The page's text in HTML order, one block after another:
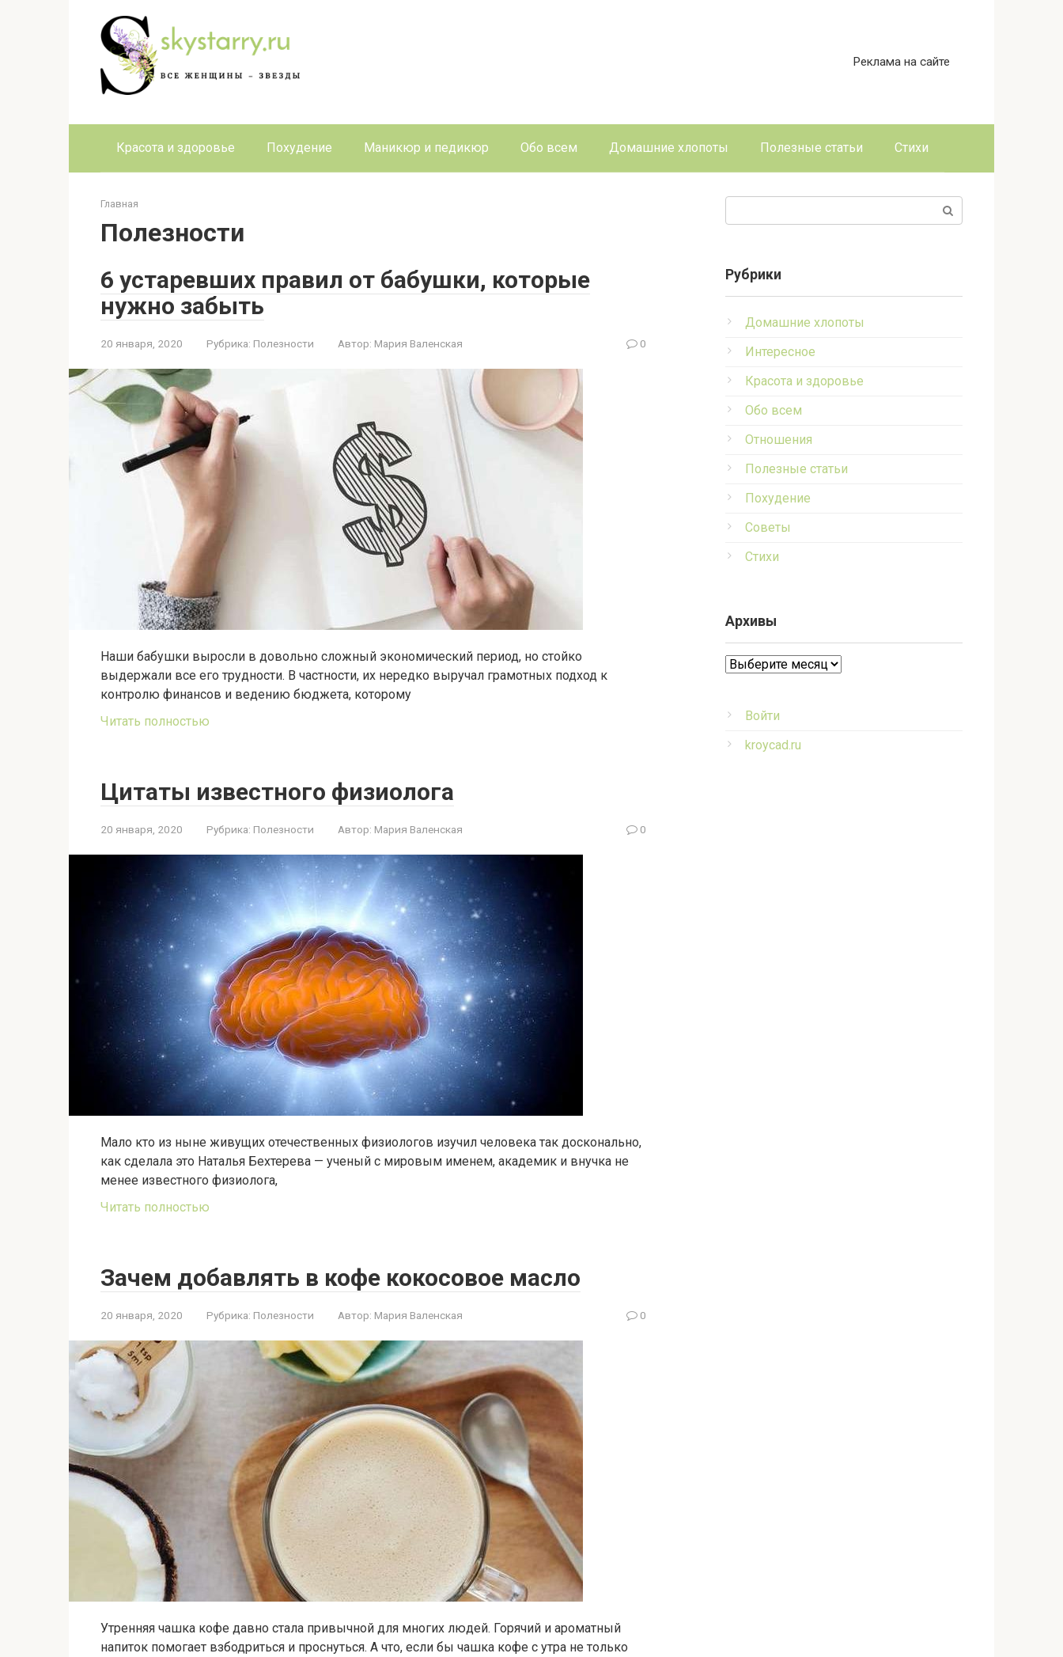
Реклама на сайте
Красота и здоровье Похудение Маникюр и педикюр Обо всем Домашние хлопоты Полезные статьи Стихи
Главная
Полезности
6 устаревших правил от бабушки, которые
нужно забыть
20 января, 2020 Рубрика: Полезности Автор: Мария Валенская 0
Наши бабушки выросли в довольно сложный экономический период, но стойко
выдержали все его трудности. В частности, их нередко выручал грамотных подход к
контролю финансов и ведению бюджета, которому
Читать полностью
Цитаты известного физиолога
20 января, 2020 Рубрика: Полезности Автор: Мария Валенская 0
Мало кто из ныне живущих отечественных физиологов изучил человека так досконально,
как сделала это Наталья Бехтерева — ученый с мировым именем, академик и внучка не
менее известного физиолога,
Читать полностью
Зачем добавлять в кофе кокосовое масло
20 января, 2020 Рубрика: Полезности Автор: Мария Валенская 0
Утренняя чашка кофе давно стала привычной для многих людей. Горячий и ароматный
напиток помогает взбодриться и проснуться. А что, если бы чашка кофе с утра не только
Рубрики
Домашние хлопоты
Интересное
Красота и здоровье
Обо всем
Отношения
Полезные статьи
Похудение
Советы
Стихи
Архивы
Архивы
Войти
kroycad.ru